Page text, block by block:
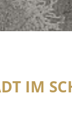
IM